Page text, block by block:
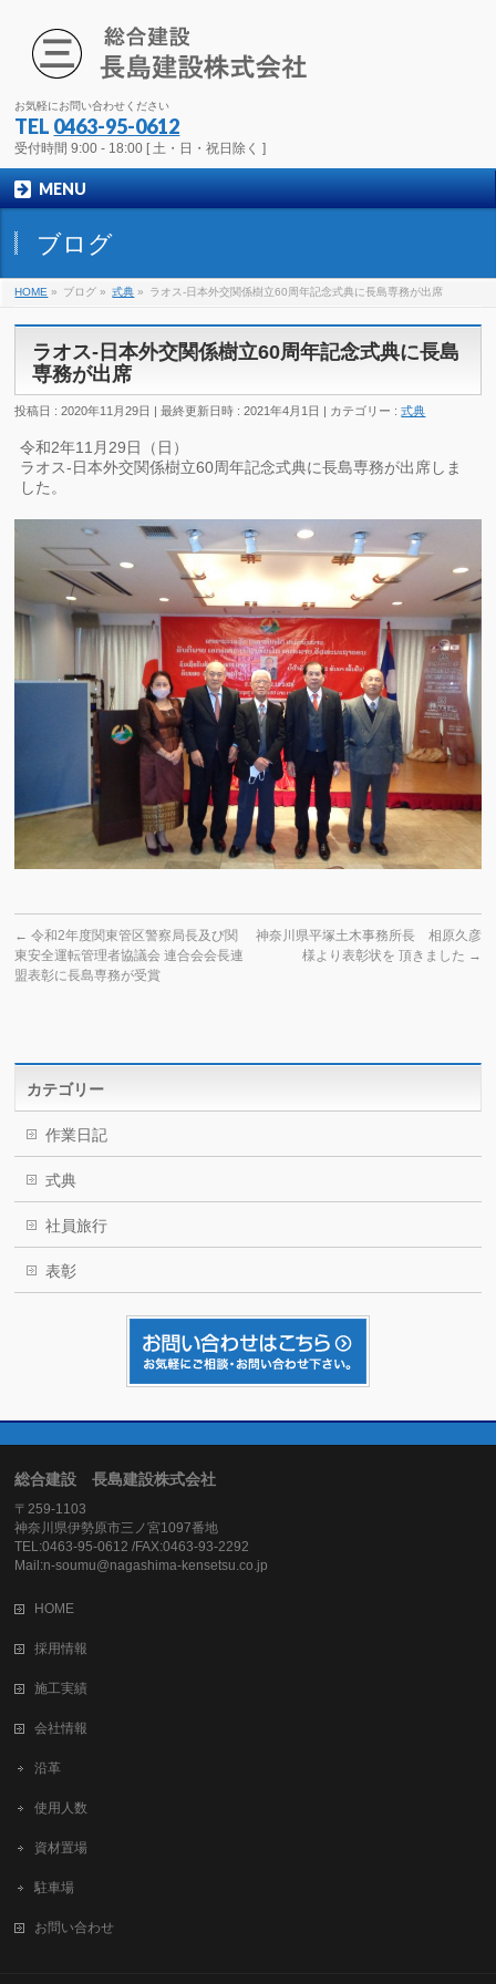
お気軽にお問い合わせください
TEL 0463-95-0612
受付時間 9:00 - 18:00 [ 土・日・祝日除く ]
MENU
ブログ
HOME » ブログ » 式典 » ラオス-日本外交関係樹立60周年記念式典に長島専務が出席
ラオス-日本外交関係樹立60周年記念式典に長島
専務が出席
投稿日 : 2020年11月29日 最終更新日時 : 2021年4月1日 カテゴリー :式典
令和2年11月29日（日）
ラオス-日本外交関係樹立60周年記念式典に長島専務が出席しま
した。
← 令和2年度関東管区警察局長及び関
東安全運転管理者協議会 連合会会長連
盟表彰に長島専務が受賞
神奈川県平塚土木事務所長 相原久彦
様より表彰状を 頂きました →
カテゴリー
作業日記
式典
社員旅行
表彰
総合建設 長島建設株式会社
〒259-1103
神奈川県伊勢原市三ノ宮1097番地
TEL:0463-95-0612 /FAX:0463-93-2292
Mail:n-soumu@nagashima-kensetsu.co.jp
HOME
採用情報
施工実績
会社情報
沿革
使用人数
資材置場
駐車場
お問い合わせ